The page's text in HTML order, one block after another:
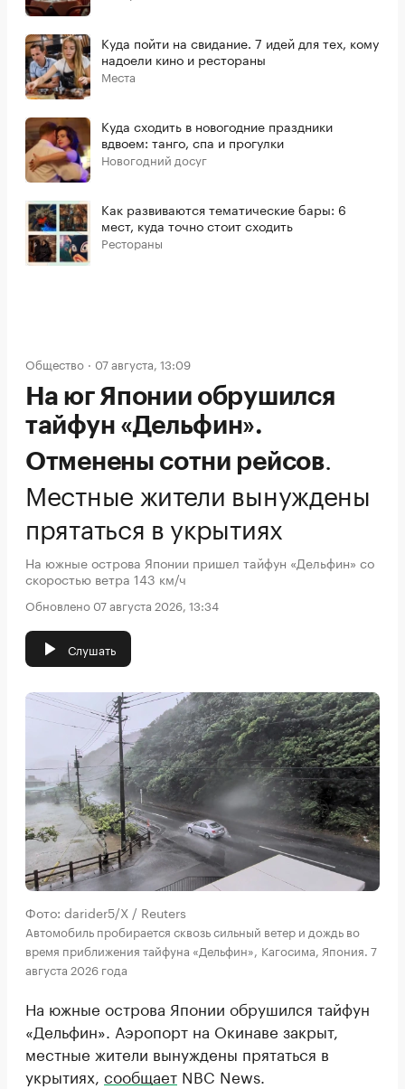
Куда пойти на свидание. 7 идей для тех, кому
надоели кино и рестораны
Места
Куда сходить в новогодние праздники
вдвоем: танго, спа и прогулки
Новогодний досуг
Как развиваются тематические бары: 6
мест, куда точно стоит сходить
Рестораны
Общество 07 августа, 13:09
На юг Японии обрушился
тайфун «Дельфин».
Отменены сотни рейсов.
Местные жители вынуждены
прятаться в укрытиях
На южные острова Японии пришел тайфун «Дельфин» со
скоростью ветра 143 км/ч
Обновлено 07 августа 2026, 13:34
Слушать
Фото: darider5/X / Reuters
Автомобиль пробирается сквозь сильный ветер и дождь во
время приближения тайфуна «Дельфин», Кагосима, Япония. 7
августа 2026 года
На южные острова Японии обрушился тайфун
«Дельфин». Аэропорт на Окинаве закрыт,
местные жители вынуждены прятаться в
укрытиях, сообщает NBC News.